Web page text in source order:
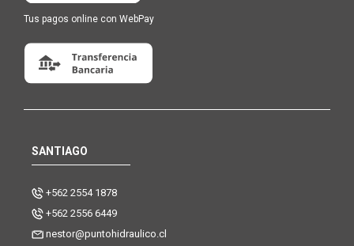
Tus pagos online con WebPay
SANTIAGO
+562 2554 1878
+562 2556 6449
nestor@puntohidraulico.cl